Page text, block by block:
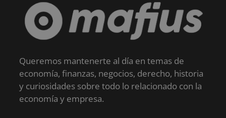
Queremos mantenerte al día en temas de
economía, finanzas, negocios, derecho, historia
y curiosidades sobre todo lo relacionado con la
economía y empresa.